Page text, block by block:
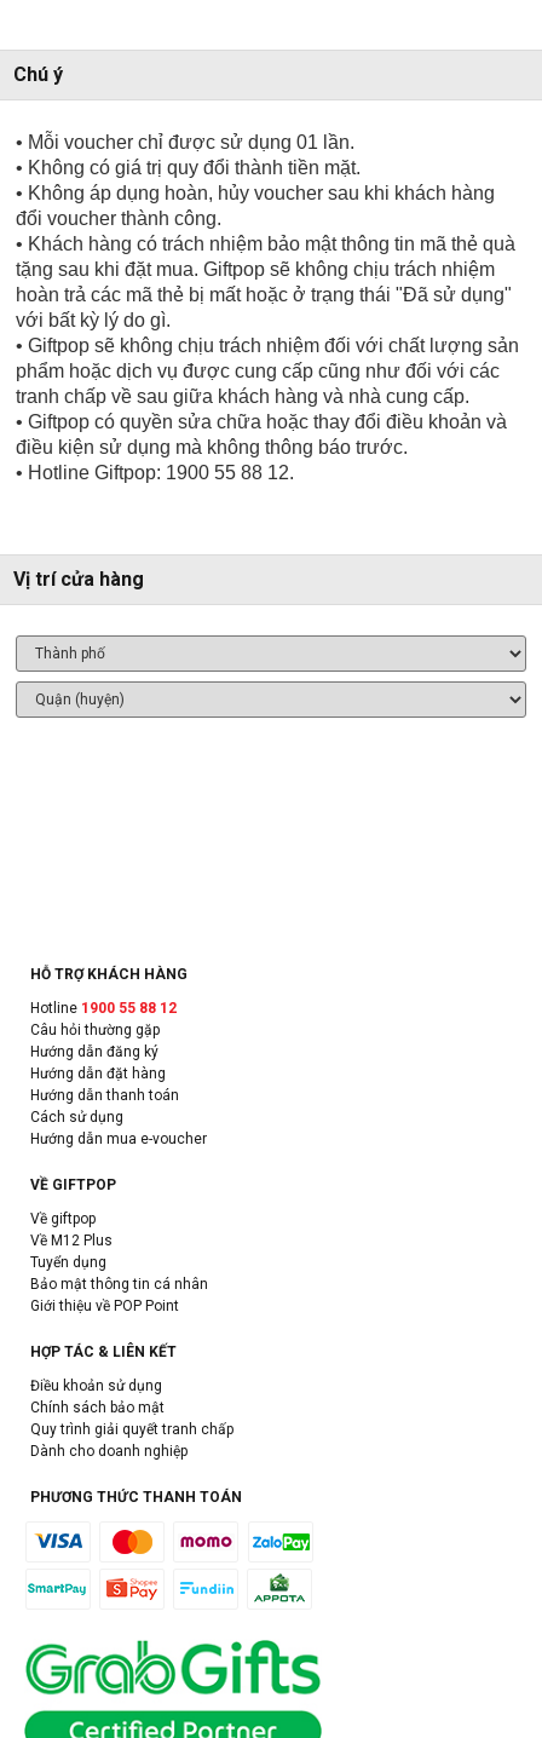
Chú ý
• Mỗi voucher chỉ được sử dụng 01 lần.
• Không có giá trị quy đổi thành tiền mặt.
• Không áp dụng hoàn, hủy voucher sau khi khách hàng
đổi voucher thành công.
• Khách hàng có trách nhiệm bảo mật thông tin mã thẻ quà
tặng sau khi đặt mua. Giftpop sẽ không chịu trách nhiệm
hoàn trả các mã thẻ bị mất hoặc ở trạng thái "Đã sử dụng"
với bất kỳ lý do gì.
• Giftpop sẽ không chịu trách nhiệm đối với chất lượng sản
phẩm hoặc dịch vụ được cung cấp cũng như đối với các
tranh chấp về sau giữa khách hàng và nhà cung cấp.
• Giftpop có quyền sửa chữa hoặc thay đổi điều khoản và
điều kiện sử dụng mà không thông báo trước.
• Hotline Giftpop: 1900 55 88 12.
Vị trí cửa hàng
HỖ TRỢ KHÁCH HÀNG
Hotline 1900 55 88 12
Câu hỏi thường gặp
Hướng dẫn đăng ký
Hướng dẫn đặt hàng
Hướng dẫn thanh toán
Cách sử dụng
Hướng dẫn mua e-voucher
VỀ GIFTPOP
Về giftpop
Về M12 Plus
Tuyển dụng
Bảo mật thông tin cá nhân
Giới thiệu về POP Point
HỢP TÁC & LIÊN KẾT
Điều khoản sử dụng
Chính sách bảo mật
Quy trình giải quyết tranh chấp
Dành cho doanh nghiệp
PHƯƠNG THỨC THANH TOÁN